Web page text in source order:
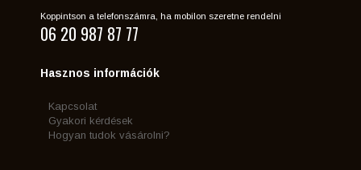
Koppintson a telefonszámra, ha mobilon szeretne rendelni
06 20 987 87 77
Hasznos információk
Kapcsolat
Gyakori kérdések
Hogyan tudok vásárolni?